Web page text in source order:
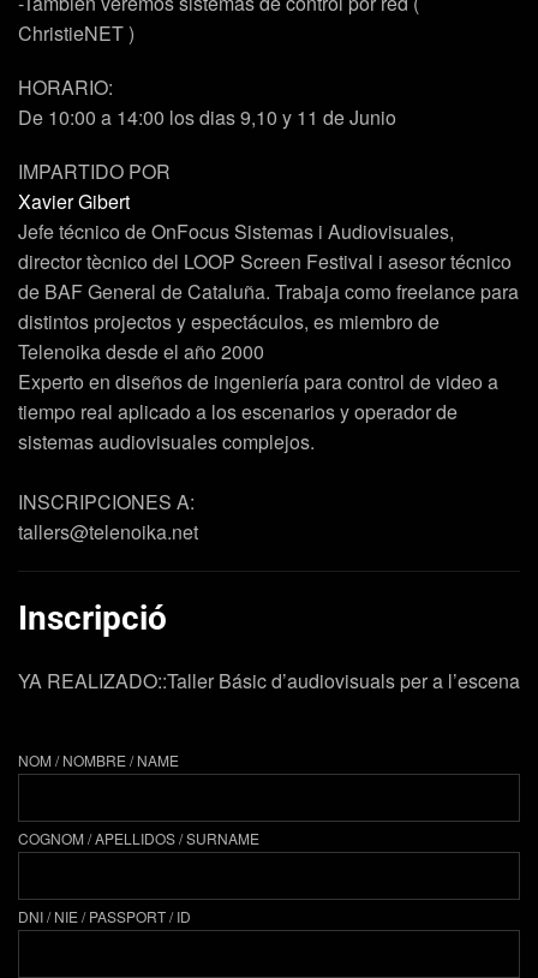
ChristieNET )
HORARIO:
De 10:00 a 14:00 los dias 9,10 y 11 de Junio
IMPARTIDO POR
Xavier Gibert
Jefe técnico de OnFocus Sistemas i Audiovisuales,
director tècnico del LOOP Screen Festival i asesor técnico
de BAF General de Cataluña. Trabaja como freelance para
distintos projectos y espectáculos, es miembro de
Telenoika desde el año 2000
Experto en diseños de ingeniería para control de video a
tiempo real aplicado a los escenarios y operador de
sistemas audiovisuales complejos.
INSCRIPCIONES A:
tallers@telenoika.net
Inscripció
YA REALIZADO::Taller Básic d’audiovisuals per a l’escena
NOM / NOMBRE / NAME
COGNOM / APELLIDOS / SURNAME
DNI / NIE / PASSPORT / ID